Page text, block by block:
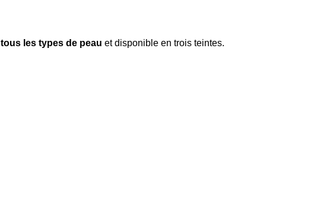
tous les types de peau et disponible en trois teintes.